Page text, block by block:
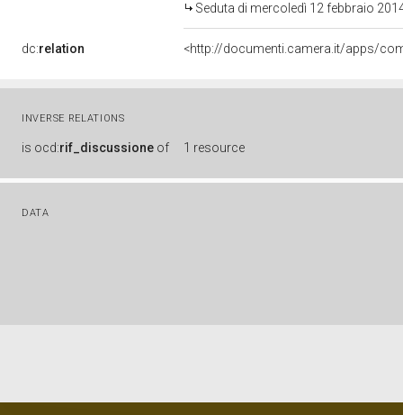
Seduta di mercoledì 12 febbraio
dc:relation
INVERSE RELATIONS
is ocd:rif_discussione of 1 resource
DATA